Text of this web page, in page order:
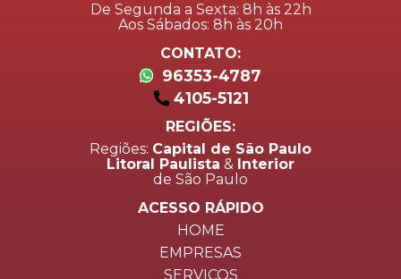
De Segunda a Sexta: 8h às 22h
Aos Sábados: 8h às 20h
CONTATO:
96353-4787
4105-5121
REGIÕES:
Regiões: Capital de São Paulo
Litoral Paulista & Interior
de São Paulo
ACESSO RÁPIDO
HOME
EMPRESAS
SERVIÇOS